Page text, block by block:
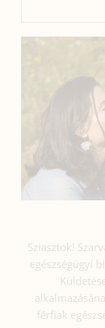
Sziasztok!
egészségügyi
férfiak